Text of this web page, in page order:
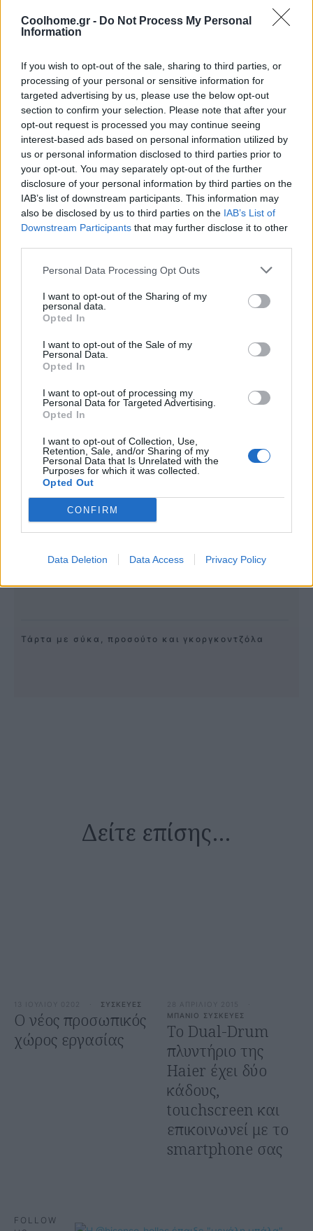
Coolhome.gr - Do Not Process My Personal
Information
If you wish to opt-out of the sale, sharing to third parties, or
processing of your personal or sensitive information for
targeted advertising by us, please use the below opt-out
section to confirm your selection. Please note that after your
opt-out request is processed you may continue seeing
interest-based ads based on personal information utilized by
us or personal information disclosed to third parties prior to
your opt-out. You may separately opt-out of the further
disclosure of your personal information by third parties on the
IAB’s list of downstream participants. This information may
also be disclosed by us to third parties on the IAB’s List of
Downstream Participants that may further disclose it to other
Personal Data Processing Opt Outs
I want to opt-out of the Sharing of my
personal data.
Opted In
I want to opt-out of the Sale of my
Personal Data.
Opted In
I want to opt-out of processing my
Personal Data for Targeted Advertising.
Opted In
I want to opt-out of Collection, Use,
Retention, Sale, and/or Sharing of my
Personal Data that Is Unrelated with the
Purposes for which it was collected.
Opted Out
CONFIRM
Data Deletion Data Access Privacy Policy
SHARE:
Σουβλάκια σολομού με μαρινάδα σόγιας και
τζίντζερ
Παγωμένο cheesecake με φράουλες και βάση από
βρώμη
Λαβράκι στο φούρνο με πατάτες, ντοματίνια &
μυρωδικά
Τάρτα με σύκα, προσούτο και γκοργκοντζόλα
!
υ
μ
λ
η
ρ
ώ
σ
τε
τ
ο
E
ail
σ
α
Δείτε επίσης…
ΣΥΣΚΕΥΕΣ
O νέος προσωπικός
χώρος εργασίας
28 ΑΠΡΙΛΙΟΥ 2015
ΜΠΑΝΙΟ
ΣΥΣΚΕΥΕΣ
Το Dual-Drum
πλυντήριο της
Haier έχει δύο
κάδους,
touchscreen και
επικοινωνεί με το
smartphone σας
FOLLOW